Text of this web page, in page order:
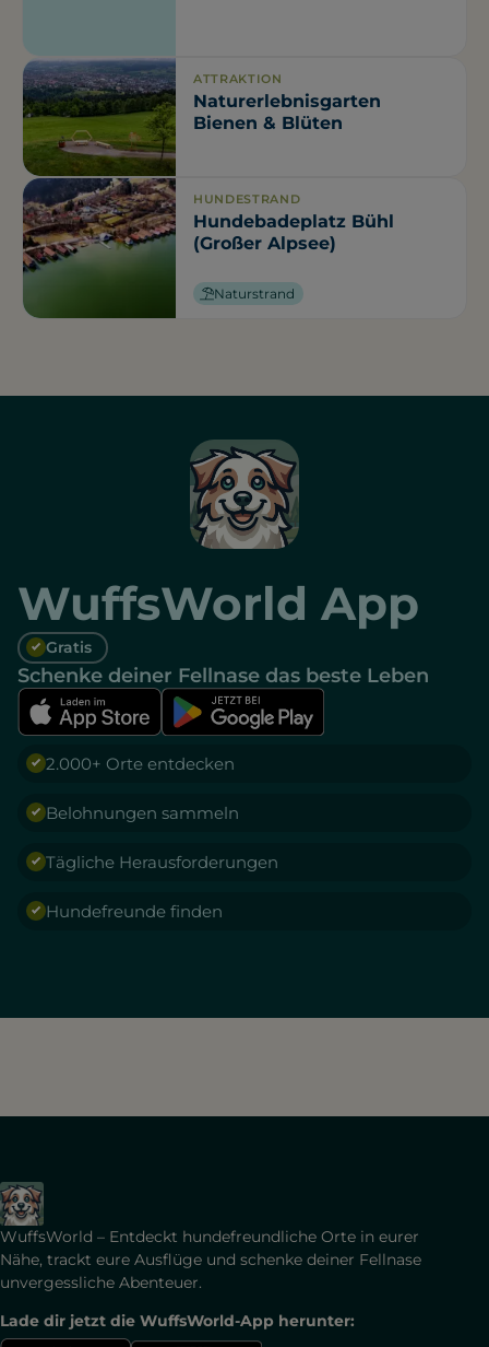
ATTRAKTION
Naturerlebnisgarten
Bienen & Blüten
HUNDESTRAND
Hundebadeplatz Bühl
(Großer Alpsee)
Naturstrand
WuffsWorld App
Gratis
Schenke deiner Fellnase das beste Leben
2.000+ Orte entdecken
Belohnungen sammeln
Tägliche Herausforderungen
Hundefreunde finden
WuffsWorld – Entdeckt hundefreundliche Orte in eurer
Nähe, trackt eure Ausflüge und schenke deiner Fellnase
unvergessliche Abenteuer.
Lade dir jetzt die WuffsWorld-App herunter: